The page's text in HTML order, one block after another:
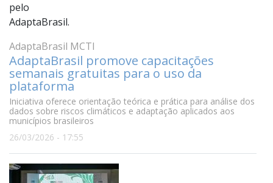
pelo
AdaptaBrasil.
AdaptaBrasil MCTI
AdaptaBrasil promove capacitações
semanais gratuitas para o uso da
plataforma
Iniciativa oferece orientação teórica e prática para análise dos
dados sobre riscos climáticos e adaptação aplicados aos
municípios brasileiros
26/03/2026 - 17:55